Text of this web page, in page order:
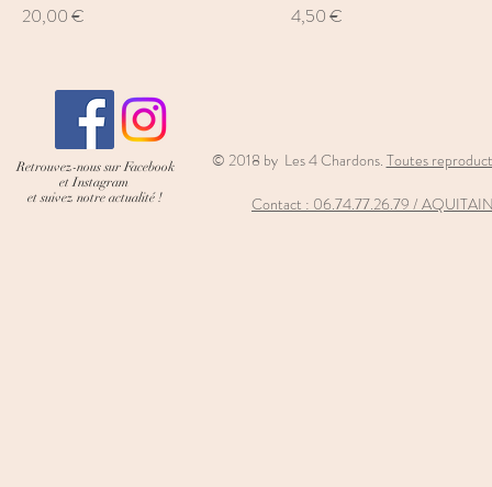
Prix
20,00 €
Prix
4,50 €
Retrouvez-nous sur Facebook
et Instagram
et suivez notre actualité !
© 2018 by Les 4 Chardons. Toutes
Contact : 06.74.77.26.79 /